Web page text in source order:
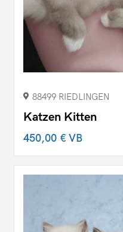
88499 RIEDLINGEN
Katzen Kitten
450,00 €VB